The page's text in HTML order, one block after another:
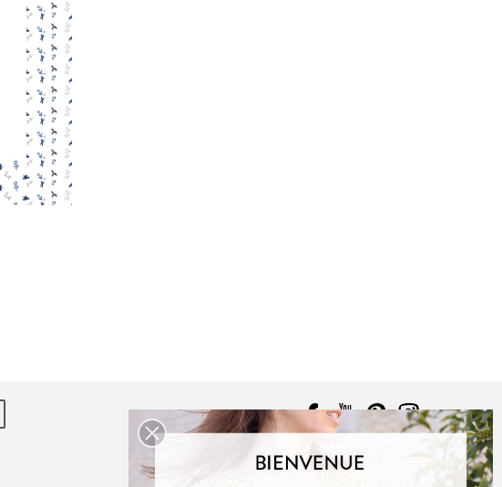
PDF:11,40 €
POCHETTE:
PANIER A DOUDOUS
PDF:GRATUIT